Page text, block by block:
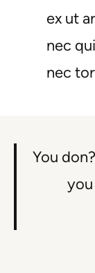
ex ut
nec
nec
You